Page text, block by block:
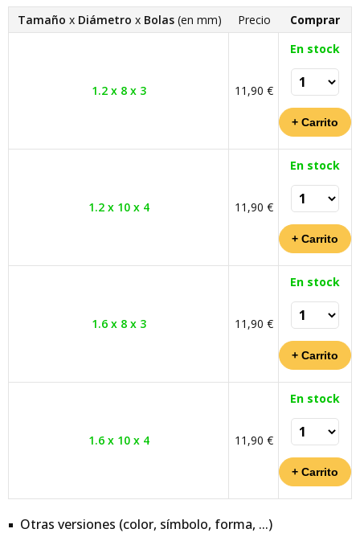
Tamaño x Diámetro x Bolas(en mm) Precio Comprar
1.2 x 8 x 3 11,90 €
En stock
1.2 x 10 x 4 11,90 €
En stock
1.6 x 8 x 3 11,90 €
En stock
1.6 x 10 x 4 11,90 €
En stock
Otras versiones (color, símbolo, forma, ...)